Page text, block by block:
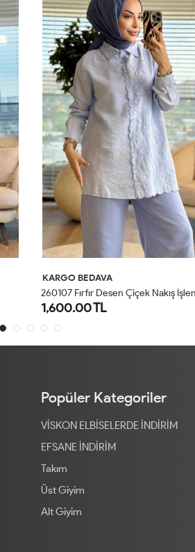
KARGO BEDAVA
1,600.00 TL
Popüler Kategoriler
VİSKON ELBİSELERDE İNDİRİM
EFSANE İNDİRİM
Takım
Üst Giyim
Alt Giyim